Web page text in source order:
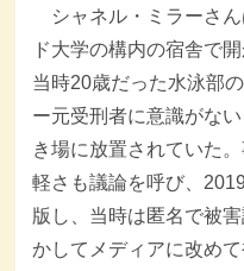
シャネル・ミラーさん
ド大学の構内の宿舎で
当時20歳だった水泳部
ー元受刑者に意識がな
き場に放置されていた
軽さも議論を呼び、
版し、当時は匿名で被
かしてメディアに改めて